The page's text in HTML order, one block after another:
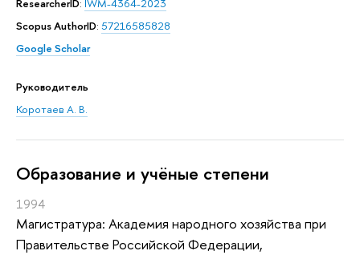
ResearcherID: IWM-4364-2023
Scopus AuthorID: 57216585828
Google Scholar
Руководитель
Коротаев А. В.
Oбразование и учёные степени
1994
Магистратура: Академия народного хозяйства при
Правительстве Российской Федерации,